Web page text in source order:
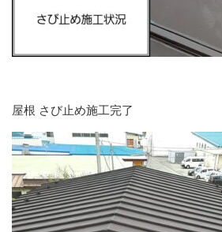
屋根 さび止め施工完了